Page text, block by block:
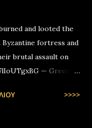
and looted the
fortress and
brutal assault on
— Greco-
>>>>